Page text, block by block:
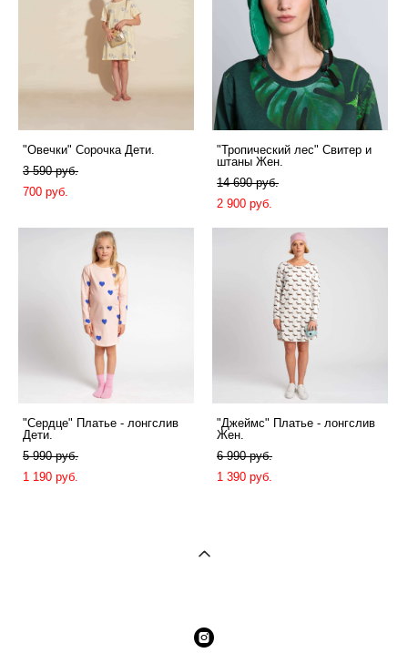
"Овечки" Сорочка Дети.
3 590 pуб.
700 pуб.
"Тропический лес" Свитер и
штаны Жен.
14 690 pуб.
2 900 pуб.
"Сердце" Платье - лонгслив
Дети.
5 990 pуб.
1 190 pуб.
"Джеймс" Платье - лонгслив
Жен.
6 990 pуб.
1 390 pуб.